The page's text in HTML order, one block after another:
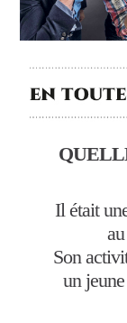
Il était
Son
un